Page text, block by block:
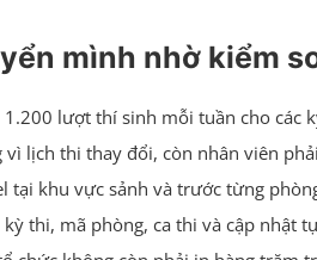
mình nhờ kiểm
lượt thí sinh mỗi tuần cho
lịch thi thay đổi, còn nhân viên
khu vực sảnh và trước từng
thi, mã phòng, ca thi và cập nhật